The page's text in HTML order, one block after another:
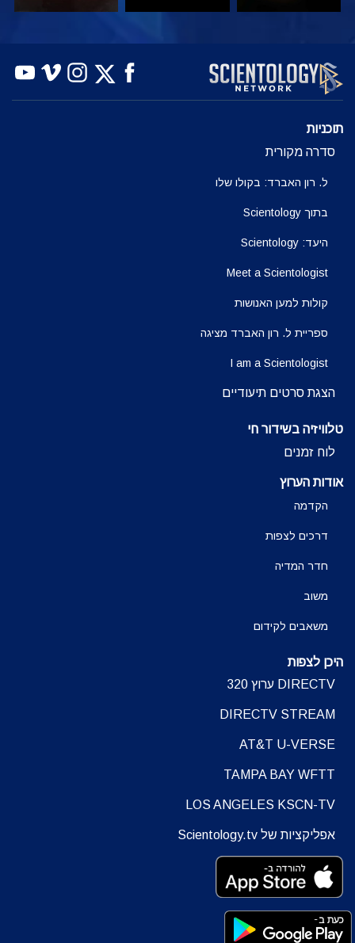
צפה בדוק את הסדרה
תוכניות
סדרה מקורית
ל. רון האברד: בקולו שלו
בתוך Scientology
היעד: Scientology
Meet a Scientologist
קולות למען האנושות
ספריית ל. רון האברד מציגה
I am a Scientologist
הצגת סרטים תיעודיים
טלוויזיה בשידור חי
לוח זמנים
אודות הערוץ
הקדמה
דרכים לצפות
חדר המדיה
משוב
משאבים לקידום
היכן לצפות
DIRECTV ערוץ 320
DIRECTV STREAM
AT&T U-VERSE
TAMPA BAY WFTT
LOS ANGELES KSCN-TV
אפליקציות של Scientology.tv